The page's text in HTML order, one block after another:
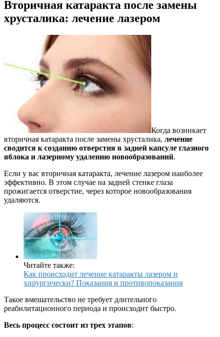
Вторичная катаракта после замены
хрусталика: лечение лазером
Когда возникает
вторичная катаракта после замены хрусталика, лечение
сводится к созданию отверстия в задней капсуле глазного
яблока и лазерному удалению новообразований.
Если у вас вторичная катаракта, лечение лазером наиболее
эффективно. В этом случае на задней стенке глаза
прожигается отверстие, через которое новообразования
удаляются.
Читайте также:
Как происходит лечение катаракты лазером и
хирургически? Показания и противопоказания
Такое вмешательство не требует длительного
реабилитационного периода и происходит быстро.
Весь процесс состоит из трех этапов: